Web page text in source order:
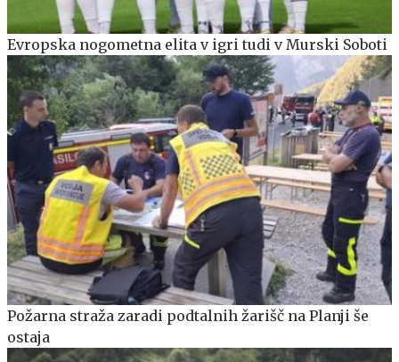
Evropska nogometna elita v igri tudi v Murski Soboti
Požarna straža zaradi podtalnih žarišč na Planji še
ostaja